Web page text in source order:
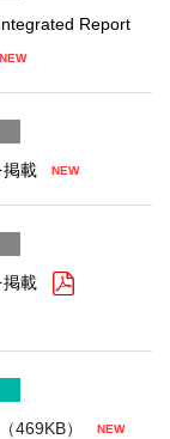
Report
掲載
掲載
（469KB）